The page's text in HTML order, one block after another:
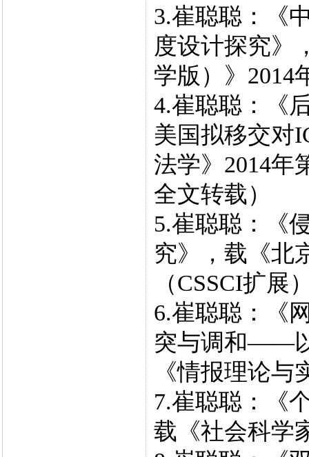
3.崔聪聪：《
度设计探究》
学版）》2014
4.崔聪聪：《
美国拟移交对
法学》2014年
全文转载）
5.崔聪聪：《
究》，载《北
（CSSCI扩展
6.崔聪聪：《
突与调和——
《情报理论与
7.崔聪聪：《
载《社会科学